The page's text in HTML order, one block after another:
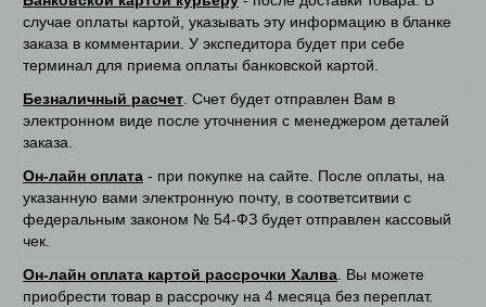
случае оплаты картой, указывать эту информацию в бланке
заказа в комментарии. У экспедитора будет при себе
терминал для приема оплаты банковской картой.
Безналичный расчет. Счет будет отправлен Вам в
электронном виде после уточнения с менеджером деталей
заказа.
Он-лайн оплата - при покупке на сайте. После оплаты, на
указанную вами электронную почту, в соответситвии с
федеральным законом № 54-ФЗ будет отправлен кассовый
чек.
Он-лайн оплата картой рассрочки Халва. Вы можете
приобрести товар в рассрочку на 4 месяца без переплат.